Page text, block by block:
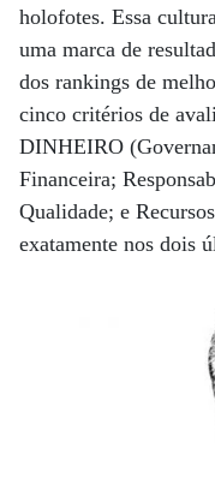
holofotes. Essa
uma marca de
dos rankings de
cinco critérios de
DINHEIRO
Financeira;
Qualidade; e
exatamente nos dois